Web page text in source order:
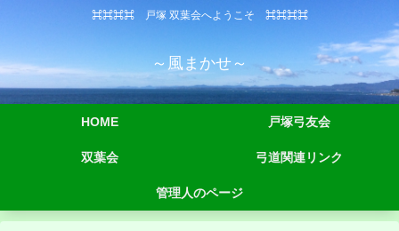
⌘⌘⌘⌘ 戸塚 双葉会へようこそ ⌘⌘⌘⌘
～風まかせ～
HOME 戸塚弓友会
双葉会 弓道関連リンク
管理人のページ